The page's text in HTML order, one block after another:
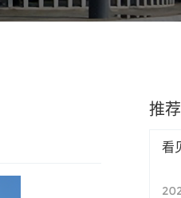
推
看